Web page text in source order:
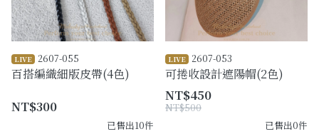
LIVE 2607-055
百搭編織細版皮帶(4色)
NT$300
已售出10件
LIVE 2607-053
可捲收設計遮陽帽(2色)
NT$450
NT$500
已售出0件